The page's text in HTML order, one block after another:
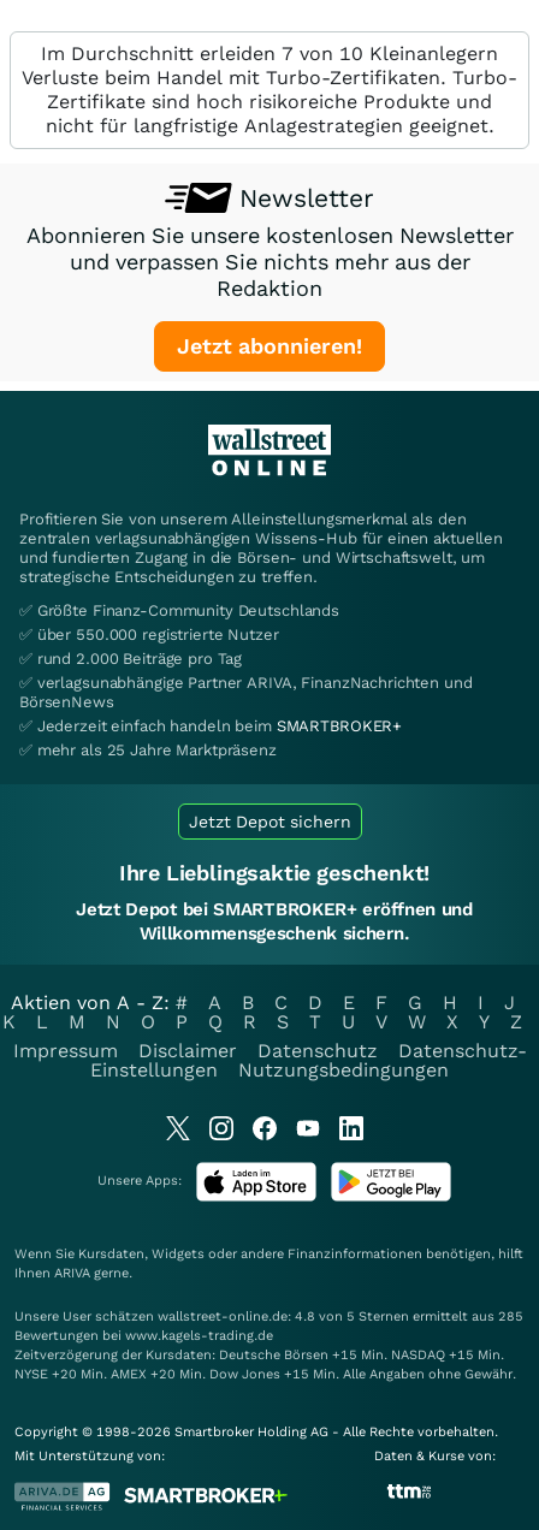
Im Durchschnitt erleiden 7 von 10 Kleinanlegern
Verluste beim Handel mit Turbo-Zertifikaten. Turbo-
Zertifikate sind hoch risikoreiche Produkte und
nicht für langfristige Anlagestrategien geeignet.
Newsletter
Abonnieren Sie unsere kostenlosen Newsletter
und verpassen Sie nichts mehr aus der
Redaktion
Jetzt abonnieren!
Profitieren Sie von unserem Alleinstellungsmerkmal als den
zentralen verlagsunabhängigen Wissens-Hub für einen aktuellen
und fundierten Zugang in die Börsen- und Wirtschaftswelt, um
strategische Entscheidungen zu treffen.
✅ Größte Finanz-Community Deutschlands
✅ über 550.000 registrierte Nutzer
✅ rund 2.000 Beiträge pro Tag
✅ verlagsunabhängige Partner ARIVA, FinanzNachrichten und
BörsenNews
✅ Jederzeit einfach handeln beim SMARTBROKER+
✅ mehr als 25 Jahre Marktpräsenz
Jetzt Depot sichern
Ihre Lieblingsaktie geschenkt!
Jetzt Depot bei SMARTBROKER+ eröffnen und
Willkommensgeschenk sichern.
Aktien von A - Z: # A B C D E F G H I
J
K
L M N O P Q R S T U V W X Y
Z
Impressum
Disclaimer Datenschutz
Datenschutz-
Einstellungen
Nutzungsbedingungen
Unsere Apps:
Wenn Sie Kursdaten, Widgets oder andere Finanzinformationen benötigen, hilft
Ihnen ARIVA gerne.
Unsere User schätzen wallstreet-online.de: 4.8 von 5 Sternen ermittelt aus 285
Bewertungen bei www.kagels-trading.de
Zeitverzögerung der Kursdaten: Deutsche Börsen +15 Min. NASDAQ +15 Min.
NYSE +20 Min. AMEX +20 Min. Dow Jones +15 Min. Alle Angaben ohne Gewähr.
Copyright © 1998-2026 Smartbroker Holding AG - Alle Rechte vorbehalten.
Mit Unterstützung von:
Daten & Kurse von: